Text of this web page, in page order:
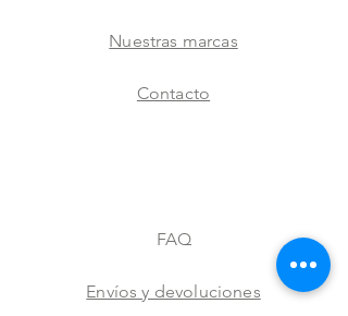
Nuestras marcas
Contacto
FAQ
Envíos y devoluciones